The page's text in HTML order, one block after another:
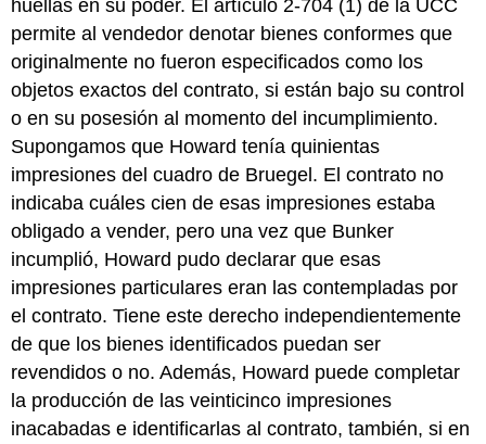
huellas en su poder. El artículo 2-704 (1) de la UCC
permite al vendedor denotar bienes conformes que
originalmente no fueron especificados como los
objetos exactos del contrato, si están bajo su control
o en su posesión al momento del incumplimiento.
Supongamos que Howard tenía quinientas
impresiones del cuadro de Bruegel. El contrato no
indicaba cuáles cien de esas impresiones estaba
obligado a vender, pero una vez que Bunker
incumplió, Howard pudo declarar que esas
impresiones particulares eran las contempladas por
el contrato. Tiene este derecho independientemente
de que los bienes identificados puedan ser
revendidos o no. Además, Howard puede completar
la producción de las veinticinco impresiones
inacabadas e identificarlas al contrato, también, si en